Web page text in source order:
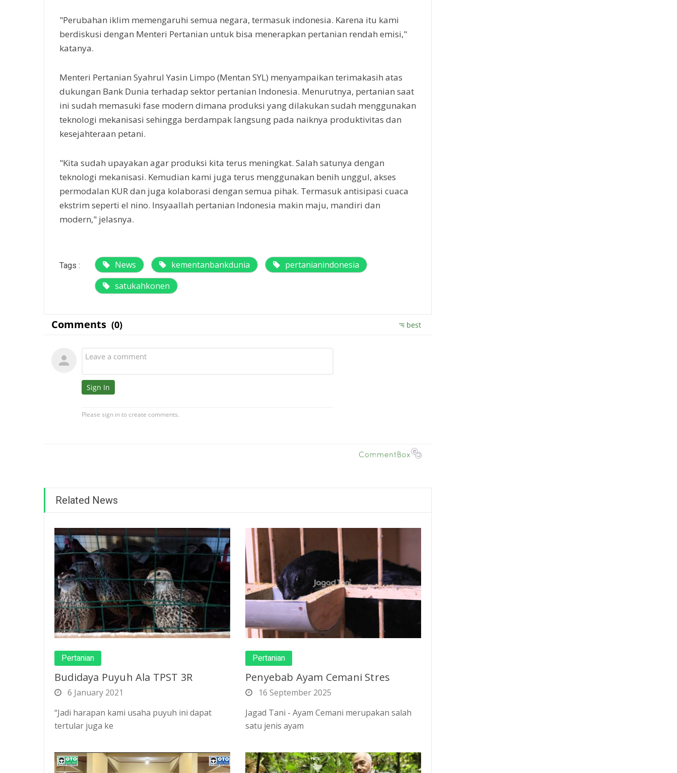
"Perubahan iklim memengaruhi semua negara, termasuk indonesia. Karena itu kami
berdiskusi dengan Menteri Pertanian untuk bisa menerapkan pertanian rendah emisi,"
katanya.
Menteri Pertanian Syahrul Yasin Limpo (Mentan SYL) menyampaikan terimakasih atas
dukungan Bank Dunia terhadap sektor pertanian Indonesia. Menurutnya, pertanian saat
ini sudah memasuki fase modern dimana produksi yang dilakukan sudah menggunakan
teknologi mekanisasi sehingga berdampak langsung pada naiknya produktivitas dan
kesejahteraan petani.
"Kita sudah upayakan agar produksi kita terus meningkat. Salah satunya dengan
teknologi mekanisasi. Kemudian kami juga terus menggunakan benih unggul, akses
permodalan KUR dan juga kolaborasi dengan semua pihak. Termasuk antisipasi cuaca
ekstrim seperti el nino. Insyaallah pertanian Indonesia makin maju, mandiri dan
modern," jelasnya.
Tags : News kementanbankdunia
pertanianindonesia
satukahkonen
Related News
Pertanian
Budidaya Puyuh Ala TPST 3R
6 January 2021
“Jadi harapan kami usaha puyuh ini dapat
tertular juga ke
Pertanian
Penyebab Ayam Cemani Stres
16 September 2025
Jagad Tani - Ayam Cemani merupakan salah
satu jenis ayam